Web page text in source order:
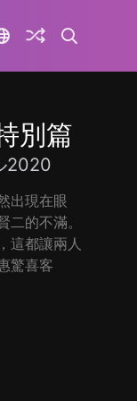
別篇
2020
出現在眼
的不滿。
這都讓兩人
驚喜客